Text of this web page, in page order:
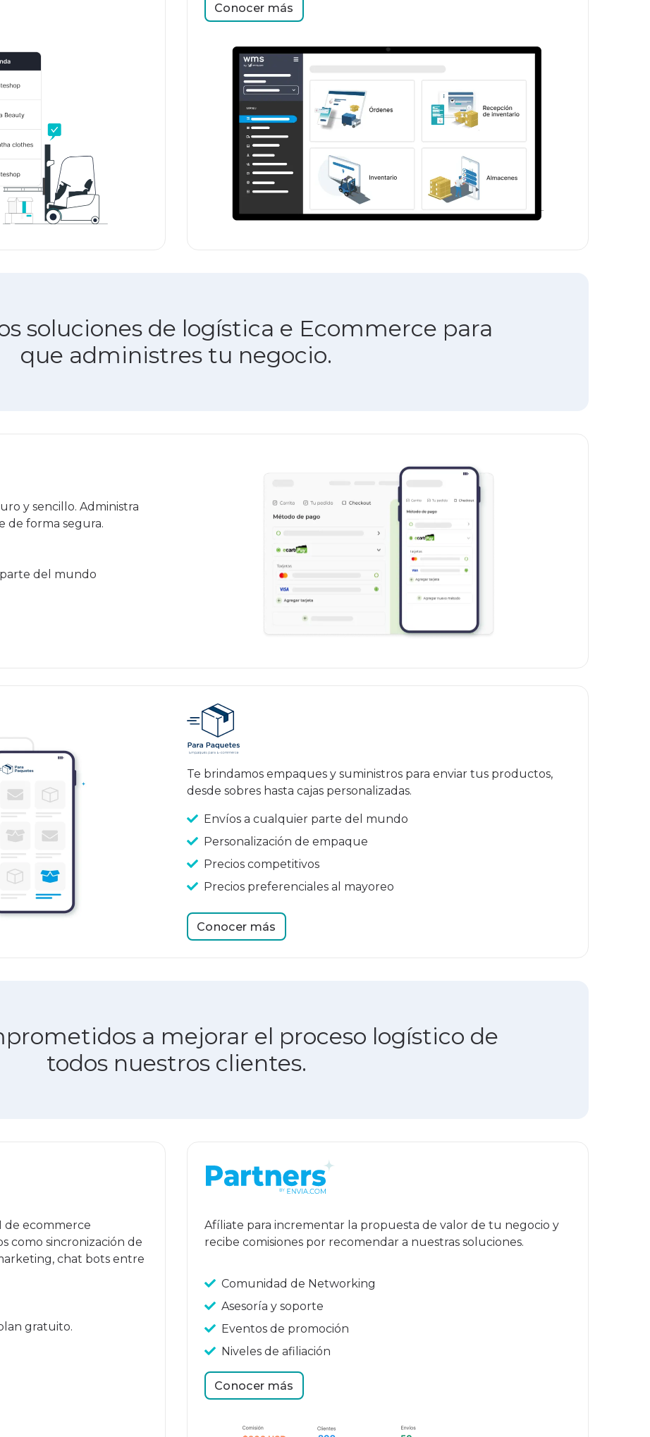
Conocer más
soluciones de logística e Ecommerce para
que administres tu negocio.
y sencillo. Administra
de forma segura.
del mundo
Te brindamos empaques y suministros para enviar tus productos,
desde sobres hasta cajas personalizadas.
Envíos a cualquier parte del mundo
Personalización de empaque
Precios competitivos
Precios preferenciales al mayoreo
Conocer más
a mejorar el proceso logístico de
todos nuestros clientes.
de ecommerce
como sincronización de
chat bots entre
gratuito.
Afíliate para incrementar la propuesta de valor de tu negocio y
recibe comisiones por recomendar a nuestras soluciones.
Comunidad de Networking
Asesoría y soporte
Eventos de promoción
Niveles de afiliación
Conocer más